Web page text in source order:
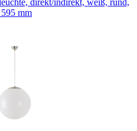
direkt/indirekt, weiß, rund,
mm